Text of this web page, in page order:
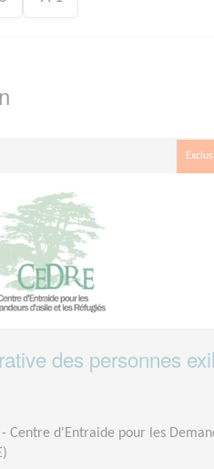
des personnes
Centre d'Entraide pour les